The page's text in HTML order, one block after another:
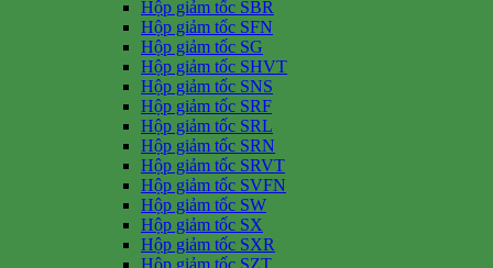
Hộp giảm tốc SBR
Hộp giảm tốc SFN
Hộp giảm tốc SG
Hộp giảm tốc SHVT
Hộp giảm tốc SNS
Hộp giảm tốc SRF
Hộp giảm tốc SRL
Hộp giảm tốc SRN
Hộp giảm tốc SRVT
Hộp giảm tốc SVFN
Hộp giảm tốc SW
Hộp giảm tốc SX
Hộp giảm tốc SXR
Hộp giảm tốc SZT